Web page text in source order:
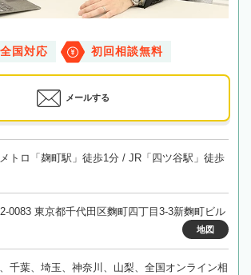
全国対応 初回相談無料
メールする
トロ「麹町駅」徒歩1分 / JR「四ツ谷駅」徒歩
0083 東京都千代田区麴町四丁目3-3新麴町ビル
地図
千葉、埼玉、神奈川、山梨、全国オンライン相